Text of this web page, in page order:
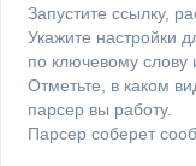
Запустите ссылку,
Укажите настройки
по ключевому слову
Отметьте, в каком
парсер вы работу.
Парсер соберет